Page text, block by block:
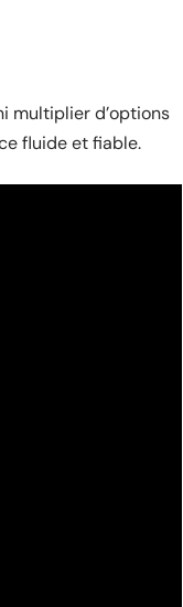
multiplier d’options
fluide et fiable.